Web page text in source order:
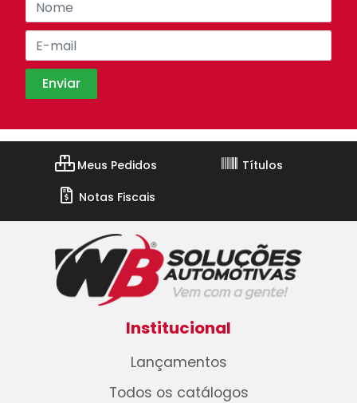
Meus Pedidos
Títulos
Notas Fiscais
Institucional
Lançamentos
Todos os catálogos